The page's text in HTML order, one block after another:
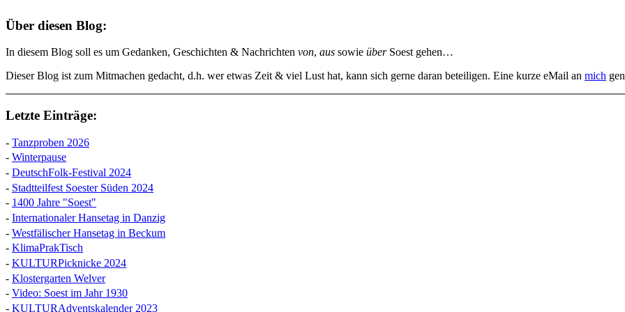
Über diesen Blog:
In diesem Blog soll es um Gedanken, Geschichten & Nachrichten von, aus sowie überSoest gehen…
Dieser Blog ist zum Mitmachen gedacht, d.h. wer etwas Zeit & viel Lust hat, kann sich gerne daran beteiligen. Eine kurze eMail an mich
Letzte Einträge:
- Tanzproben 2026
- Winterpause
- DeutschFolk-Festival 2024
- Stadtteilfest Soester Süden 2024
- 1400 Jahre "Soest"
- Internationaler Hansetag in Danzig
- Westfälischer Hansetag in Beckum
- KlimaPrakTisch
- KULTURPicknicke 2024
- Klostergarten Welver
- Video: Soest im Jahr 1930
- KULTURAdventskalender 2023